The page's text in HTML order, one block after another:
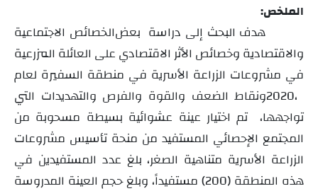
الملخص:
الخصائص الاجتماعية
والاقتصادية وخصائص الأثر الاقتصادي على العائلة المزرعية
في مشروعات الزراعة الأسرية في منطقة السفيرة لعام
2020،
ونقاط الضعف والقوة والفرص والتهديدات التي
تواجهها، تم اختيار عينة عشوائية بسيطة مسحوبة من
المجتمع الإحصائي المستفيد من منحة تأسيس مشروعات
الزراعة الأسرية متناهية الصغر، بلغ عدد المستفيدين في
هذه المنطقة (200) مستفيداً، وبلغ حجم العينة المدروسة